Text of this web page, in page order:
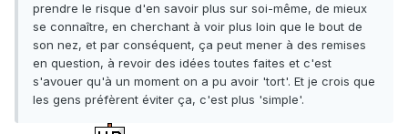
prendre le risque d'en savoir plus sur soi-même, de mieux
se connaître, en cherchant à voir plus loin que le bout de
son nez, et par conséquent, ça peut mener à des remises
en question, à revoir des idées toutes faites et c'est
s'avouer qu'à un moment on a pu avoir 'tort'. Et je crois que
les gens préfèrent éviter ça, c'est plus 'simple'.